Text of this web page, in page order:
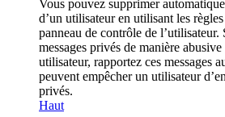
Vous pouvez supprimer
d’un utilisateur en utilisant les
panneau de contrôle de l’utilisateur.
messages privés de manière
utilisateur, rapportez ces messages
peuvent empêcher un utilisateur
privés.
Haut